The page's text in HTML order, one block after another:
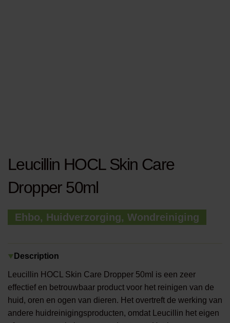
Leucillin HOCL Skin Care
Dropper 50ml
Ehbo, Huidverzorging, Wondreiniging
Description
Leucillin HOCL Skin Care Dropper 50ml is een zeer
effectief en betrouwbaar product voor het reinigen van de
huid, oren en ogen van dieren. Het overtreft de werking van
andere huidreinigingsproducten, omdat Leucillin het eigen